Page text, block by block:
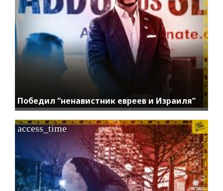
Победил “ненавистник евреев и Израиля”
access_time